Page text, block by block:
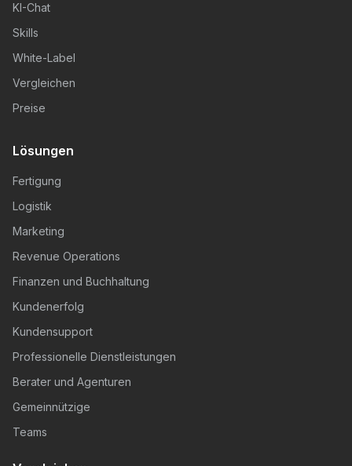
KI-Chat
Skills
White-Label
Vergleichen
Preise
Lösungen
Fertigung
Logistik
Marketing
Revenue Operations
Finanzen und Buchhaltung
Kundenerfolg
Kundensupport
Professionelle Dienstleistungen
Berater und Agenturen
Gemeinnützige
Teams